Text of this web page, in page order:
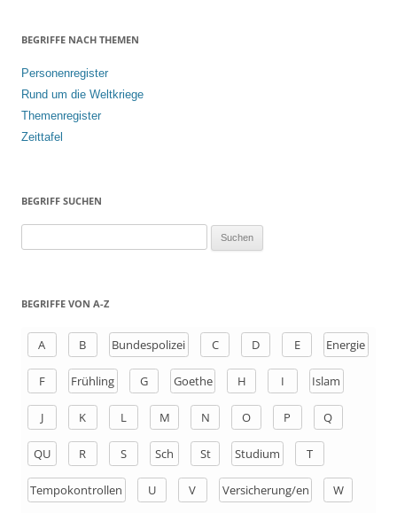
BEGRIFFE NACH THEMEN
Personenregister
Rund um die Weltkriege
Themenregister
Zeittafel
BEGRIFF SUCHEN
h
BEGRIFFE VON A-Z
A B Bundespolizei C D E Energie
F Frühling G Goethe H I Islam
J K L M N O P Q
QU R S Sch St Studium T
Tempokontrollen U V Versicherung/en W